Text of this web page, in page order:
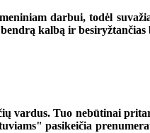
darbui, todėl
kalbą ir
vardus. Tuo nebūtinai
pasikeičia